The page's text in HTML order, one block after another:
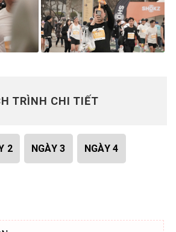
TRÌNH CHI TIẾT
2 NGÀY 3 NGÀY 4